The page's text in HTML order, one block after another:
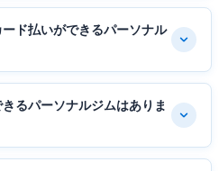
ド払いができるパーソナル
るパーソナルジムはありま